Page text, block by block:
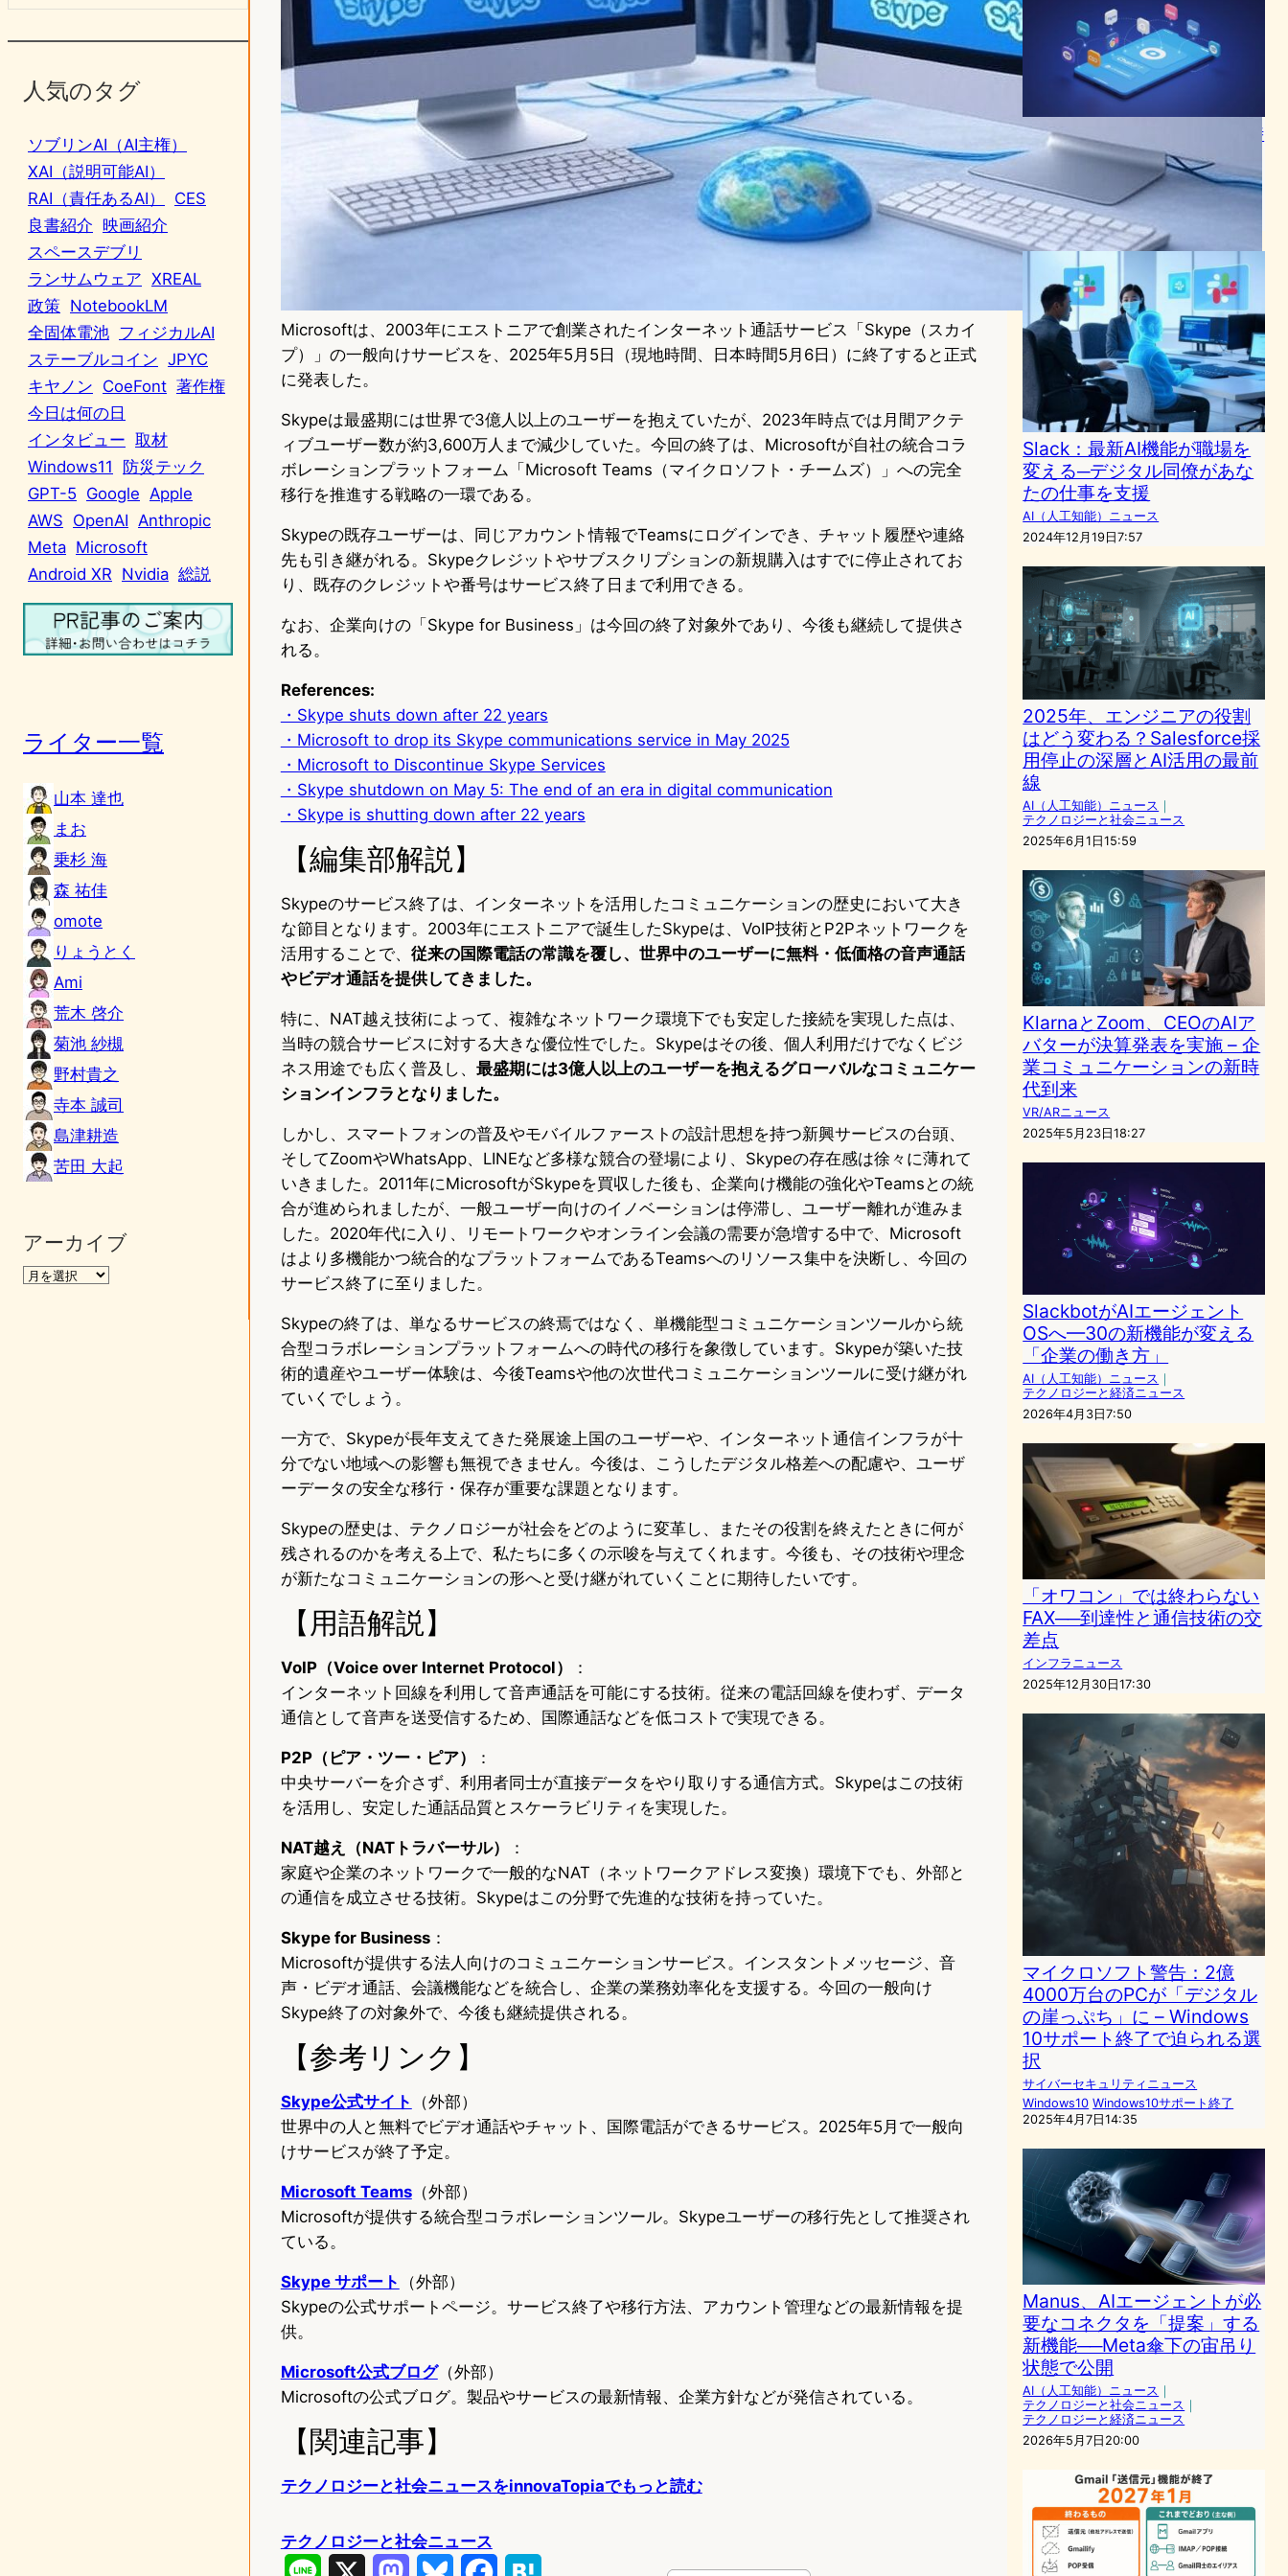
人気のタグ
ソブリンAI（AI主権）
XAI（説明可能AI）
RAI（責任あるAI）
CES
良書紹介 映画紹介
スペースデブリ
ランサムウェア XREAL
政策 NotebookLM
全固体電池 フィジカルAI
ステーブルコイン JPYC
キヤノン CoeFont 著作権
今日は何の日
インタビュー 取材
Windows11
防災テック
GPT-5 Google Apple
AWS OpenAI Anthropic
Meta Microsoft
Android XR Nvidia 総説
ライター一覧
山本 達也
まお
乗杉 海
森 祐佳
omote
りょうとく
Ami
荒木 啓介
菊池 紗槻
野村貴之
寺本 誠司
島津耕造
苦田 大起
アーカイブ
Microsoftは、2003年にエストニアで創業されたインターネット通話サービス「Skype（スカイ
プ）」の一般向けサービスを、2025年5月5日（現地時間、日本時間5月6日）に終了すると正式
に発表した。
Skypeは最盛期には世界で3億人以上のユーザーを抱えていたが、2023年時点では月間アクテ
ィブユーザー数が約3,600万人まで減少していた。今回の終了は、Microsoftが自社の統合コラ
ボレーションプラットフォーム「Microsoft Teams（マイクロソフト・チームズ）」への完全
移行を推進する戦略の一環である。
Skypeの既存ユーザーは、同じアカウント情報でTeamsにログインでき、チャット履歴や連絡
先も引き継がれる。Skypeクレジットやサブスクリプションの新規購入はすでに停止されてお
り、既存のクレジットや番号はサービス終了日まで利用できる。
なお、企業向けの「Skype for Business」は今回の終了対象外であり、今後も継続して提供さ
れる。
References:
・Skype shuts down after 22 years
・Microsoft to drop its Skype communications service in May 2025
・Microsoft to Discontinue Skype Services
・Skype shutdown on May 5: The end of an era in digital communication
・Skype is shutting down after 22 years
【編集部解説】
Skypeのサービス終了は、インターネットを活用したコミュニケーションの歴史において大き
な節目となります。2003年にエストニアで誕生したSkypeは、VoIP技術とP2Pネットワークを
活用することで、 従来の国際電話の常識を覆し、世界中のユーザーに無料・低価格の音声通話
やビデオ通話を提供してきました。
特に、NAT越え技術によって、複雑なネットワーク環境下でも安定した接続を実現した点は、
当時の競合サービスに対する大きな優位性でした。Skypeはその後、個人利用だけでなくビジ
ネス用途でも広く普及し、 最盛期には3億人以上のユーザーを抱えるグローバルなコミュニケー
ションインフラとなりました。
しかし、スマートフォンの普及やモバイルファーストの設計思想を持つ新興サービスの台頭、
そしてZoomやWhatsApp、LINEなど多様な競合の登場により、Skypeの存在感は徐々に薄れて
いきました。2011年にMicrosoftがSkypeを買収した後も、企業向け機能の強化やTeamsとの統
合が進められましたが、一般ユーザー向けのイノベーションは停滞し、ユーザー離れが進みま
した。2020年代に入り、リモートワークやオンライン会議の需要が急増する中で、Microsoft
はより多機能かつ統合的なプラットフォームであるTeamsへのリソース集中を決断し、今回の
サービス終了に至りました。
Skypeの終了は、単なるサービスの終焉ではなく、単機能型コミュニケーションツールから統
合型コラボレーションプラットフォームへの時代の移行を象徴しています。Skypeが築いた技
術的遺産やユーザー体験は、今後Teamsや他の次世代コミュニケーションツールに受け継がれ
ていくでしょう。
一方で、Skypeが長年支えてきた発展途上国のユーザーや、インターネット通信インフラが十
分でない地域への影響も無視できません。今後は、こうしたデジタル格差への配慮や、ユーザ
ーデータの安全な移行・保存が重要な課題となります。
Skypeの歴史は、テクノロジーが社会をどのように変革し、またその役割を終えたときに何が
残されるのかを考える上で、私たちに多くの示唆を与えてくれます。今後も、その技術や理念
が新たなコミュニケーションの形へと受け継がれていくことに期待したいです。
【用語解説】
VoIP（Voice over Internet Protocol）
：
インターネット回線を利用して音声通話を可能にする技術。従来の電話回線を使わず、データ
通信として音声を送受信するため、国際通話などを低コストで実現できる。
P2P（ピア・ツー・ピア）
：
中央サーバーを介さず、利用者同士が直接データをやり取りする通信方式。Skypeはこの技術
を活用し、安定した通話品質とスケーラビリティを実現した。
NAT越え（NATトラバーサル）
：
家庭や企業のネットワークで一般的なNAT（ネットワークアドレス変換）環境下でも、外部と
の通信を成立させる技術。Skypeはこの分野で先進的な技術を持っていた。
Skype for Business：
Microsoftが提供する法人向けのコミュニケーションサービス。インスタントメッセージ、音
声・ビデオ通話、会議機能などを統合し、企業の業務効率化を支援する。今回の一般向け
Skype終了の対象外で、今後も継続提供される。
【参考リンク】
Skype公式サイト
（外部）
世界中の人と無料でビデオ通話やチャット、国際電話ができるサービス。2025年5月で一般向
けサービスが終了予定。
Microsoft Teams（外部）
Microsoftが提供する統合型コラボレーションツール。Skypeユーザーの移行先として推奨され
ている。
Skype サポート
（外部）
Skypeの公式サポートページ。サービス終了や移行方法、アカウント管理などの最新情報を提
供。
Microsoft公式ブログ（外部）
Microsoftの公式ブログ。製品やサービスの最新情報、企業方針などが発信されている。
【関連記事】
テクノロジーと社会ニュースをinnovaTopiaでもっと読む
テクノロジーと社会ニュース
ChatGPT内で全て完結する時
代へ、OpenAIが新SDK発表
しアプリエコシステム構築
AI（人工知能）ニュース
2025年10月7日13:00
Slack：最新AI機能が職場を
変える─デジタル同僚があな
たの仕事を支援
AI（人工知能）ニュース
2024年12月19日7:57
2025年、エンジニアの役割
はどう変わる？Salesforce採
用停止の深層とAI活用の最前
線
AI（人工知能）ニュース ｜
テクノロジーと社会ニュース
2025年6月1日15:59
KlarnaとZoom、CEOのAIア
バターが決算発表を実施 – 企
業コミュニケーションの新時
代到来
VR/ARニュース
2025年5月23日18:27
SlackbotがAIエージェント
OSへ—30の新機能が変える
「企業の働き方」
AI（人工知能）ニュース ｜
テクノロジーと経済ニュース
2026年4月3日7:50
「オワコン」では終わらない
FAX──到達性と通信技術の交
差点
インフラニュース
2025年12月30日17:30
マイクロソフト警告：2億
4000万台のPCが「デジタル
の崖っぷち」に – Windows
10サポート終了で迫られる選
択
サイバーセキュリティニュース
Windows10 Windows10サポート終了
2025年4月7日14:35
Manus、AIエージェントが必
要なコネクタを「提案」する
新機能──Meta傘下の宙吊り
状態で公開
AI（人工知能）ニュース ｜
テクノロジーと社会ニュース ｜
テクノロジーと経済ニュース
2026年5月7日20:00